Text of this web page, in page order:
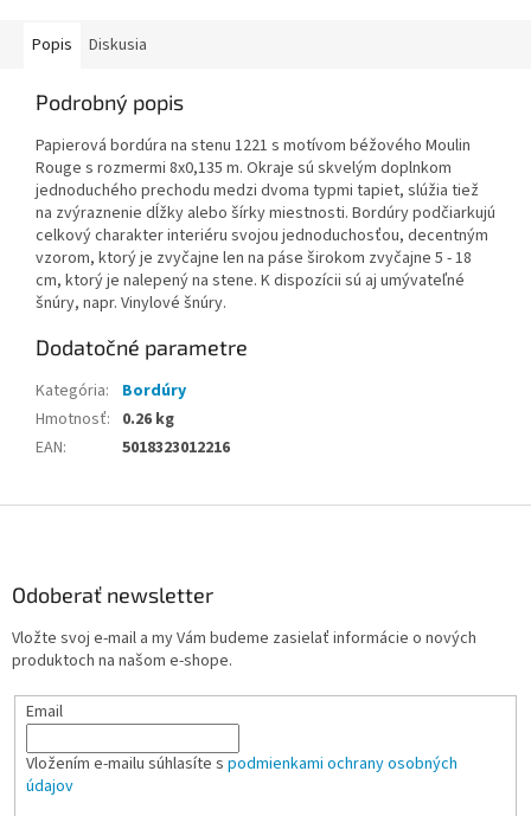
Popis Diskusia
Podrobný popis
Papierová bordúra na stenu 1221 s motívom béžového Moulin
Rouge s rozmermi 8x0,135 m. Okraje sú skvelým doplnkom
jednoduchého prechodu medzi dvoma typmi tapiet, slúžia tiež
na zvýraznenie dĺžky alebo šírky miestnosti. Bordúry podčiarkujú
celkový charakter interiéru svojou jednoduchosťou, decentným
vzorom, ktorý je zvyčajne len na páse širokom zvyčajne 5 - 18
cm, ktorý je nalepený na stene. K dispozícii sú aj umývateľné
šnúry, napr. Vinylové šnúry.
Dodatočné parametre
Kategória:
Bordúry
Hmotnosť: 0.26 kg
EAN: 5018323012216
Odoberať newsletter
Vložte svoj e-mail a my Vám budeme zasielať informácie o nových
produktoch na našom e-shope.
Email
Vložením e-mailu súhlasíte s podmienkami ochrany osobných
údajov